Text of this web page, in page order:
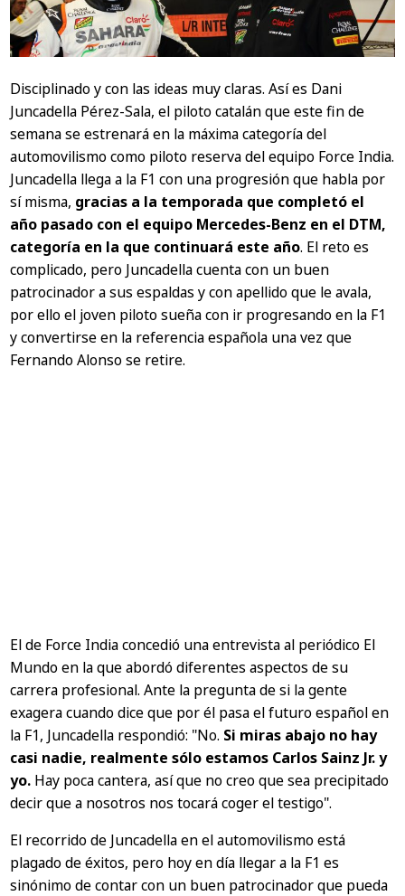
Disciplinado y con las ideas muy claras. Así es Dani
Juncadella Pérez-Sala, el piloto catalán que este fin de
semana se estrenará en la máxima categoría del
automovilismo como piloto reserva del equipo Force India.
Juncadella llega a la F1 con una progresión que habla por
sí misma, gracias a la temporada que completó el
año pasado con el equipo Mercedes-Benz en el DTM,
categoría en la que continuará este año. El reto es
complicado, pero Juncadella cuenta con un buen
patrocinador a sus espaldas y con apellido que le avala,
por ello el joven piloto sueña con ir progresando en la F1
y convertirse en la referencia española una vez que
Fernando Alonso se retire.
El de Force India concedió una entrevista al periódico El
Mundoen la que abordó diferentes aspectos de su
carrera profesional. Ante la pregunta de si la gente
exagera cuando dice que por él pasa el futuro español en
la F1, Juncadella respondió: "No. Si miras abajo no hay
casi nadie, realmente sólo estamos Carlos Sainz Jr. y
yo. Hay poca cantera, así que no creo que sea precipitado
decir que a nosotros nos tocará coger el testigo".
El recorrido de Juncadella en el automovilismo está
plagado de éxitos, pero hoy en día llegar a la F1 es
sinónimo de contar con un buen patrocinador que pueda